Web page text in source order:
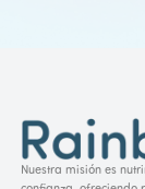
Nuestra misión es